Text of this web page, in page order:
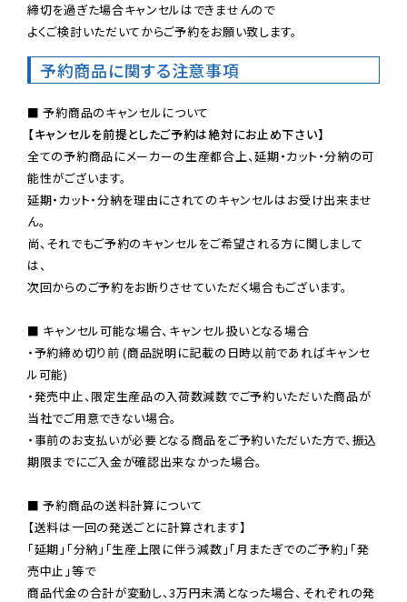
締切を過ぎた場合キャンセルはできませんので
よくご検討いただいてからご予約をお願い致します。
予約商品に関する注意事項
【キャンセルを前提としたご予約は絶対にお止め下さい】
全ての予約商品にメーカーの生産都合上、延期・カット・分納の可
能性がございます。
延期・カット・分納を理由にされてのキャンセルはお受け出来ませ
ん。
尚、それでもご予約のキャンセルをご希望される方に関しまして
は、
次回からのご予約をお断りさせていただく場合もございます。
■ キャンセル可能な場合、キャンセル扱いとなる場合
・予約締め切り前 (商品説明に記載の日時以前であればキャンセ
ル可能)
・発売中止、限定生産品の入荷数減数でご予約いただいた商品が
当社でご用意できない場合。
・事前のお支払いが必要となる商品をご予約いただいた方で、振込
期限までにご入金が確認出来なかった場合。
■ 予約商品の送料計算について
【送料は一回の発送ごとに計算されます】
「延期」「分納」「生産上限に伴う減数」「月またぎでのご予約」「発
売中止」等で
商品代金の合計が変動し、3万円未満となった場合、それぞれの発